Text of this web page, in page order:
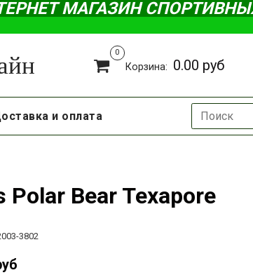
МАГАЗИН
0
Корзина: 0.00 руб
и оплата
Bear Texapore
3802